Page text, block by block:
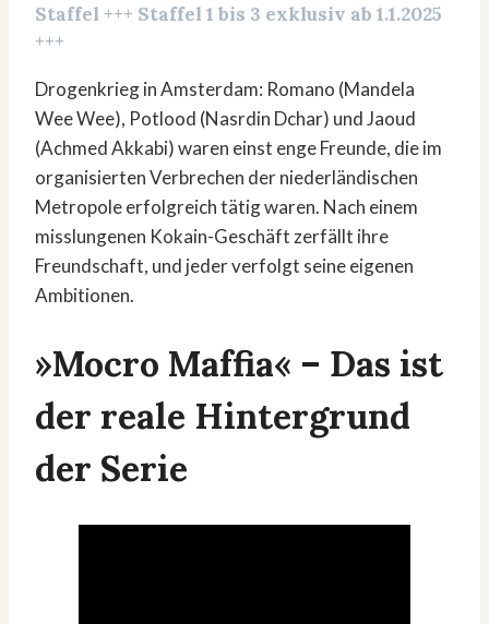
Staffel +++ Staffel 1 bis 3 exklusiv ab 1.1.2025
+++
Drogenkrieg in Amsterdam: Romano (Mandela
Wee Wee), Potlood (Nasrdin Dchar) und Jaoud
(Achmed Akkabi) waren einst enge Freunde, die im
organisierten Verbrechen der niederländischen
Metropole erfolgreich tätig waren. Nach einem
misslungenen Kokain-Geschäft zerfällt ihre
Freundschaft, und jeder verfolgt seine eigenen
Ambitionen.
»Mocro Maffia« – Das ist
der reale Hintergrund
der Serie